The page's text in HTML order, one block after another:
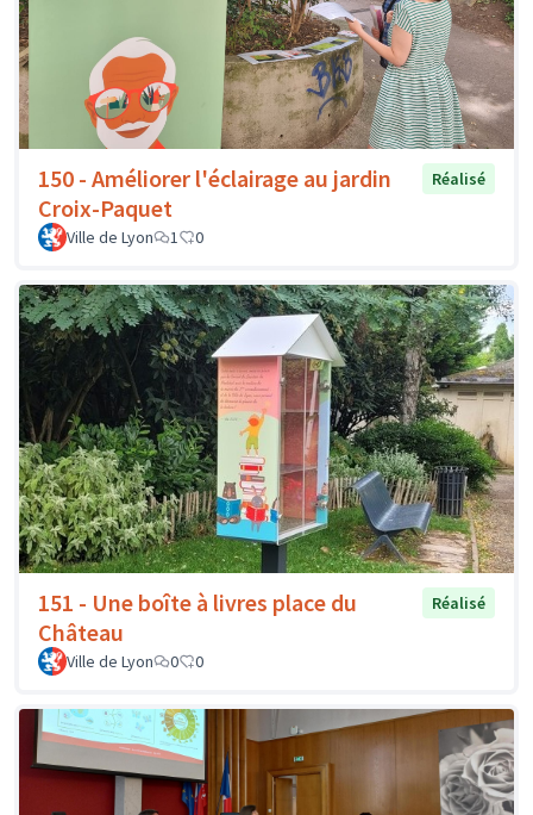
150 - Améliorer l'éclairage au jardin
Croix-Paquet
Réalisé
Ville de Lyon 1 0
151 - Une boîte à livres place du
Château
Réalisé
Ville de Lyon 0 0